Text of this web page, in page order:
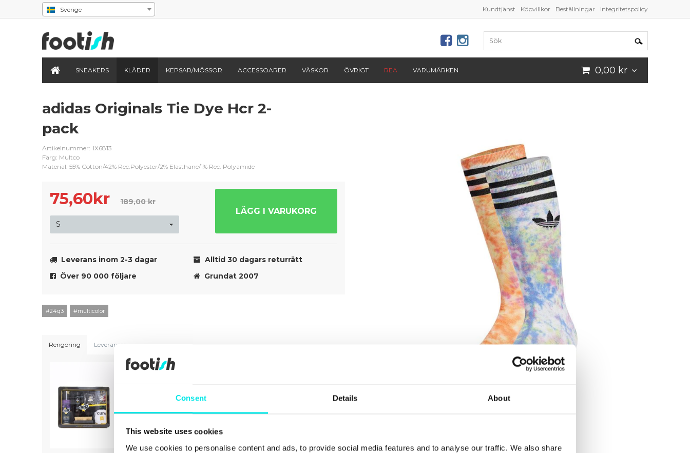
Consent Details About
This website uses cookies
We use cookies to personalise content and ads, to provide social media features and to analyse our traffic. We also share
Sverige Kundtjänst Köpvillkor Beställningar Integritetspolicy
SNEAKERS KLÄDER KEPSAR/MÖSSOR ACCESSOARER VÄSKOR ÖVRIGT REA VARUMÄRKEN 0,00 kr
adidas Originals Tie Dye Hcr 2-
pack
Artikelnummer: IX6813
Färg: Multco
Material: 55% Cotton/42% Rec.Polyester/2% Elasthane/1% Rec. Polyamide
75,60kr 189,00 kr
LÄGG I VARUKORG
Leverans inom 2-3 dagar
Alltid 30 dagars returrätt
Över 90 000 följare
Grundat 2007
#24q3 #multicolor
Rengöring Leveranser